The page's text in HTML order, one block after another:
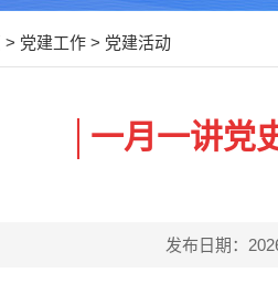
> 党建工作 > 党建活动
│一月一讲
发布日期：